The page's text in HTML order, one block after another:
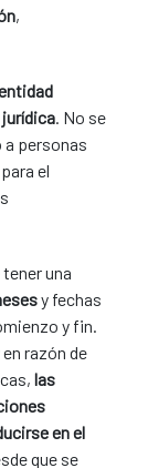
,
. No se
personas
el
una
y fechas
y fin.
razón de
las
en el
que se